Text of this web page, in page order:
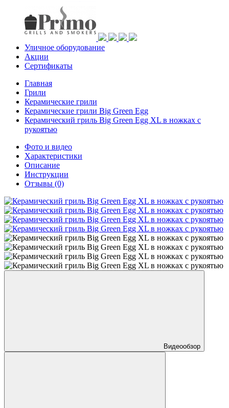
Уличное оборудование
Акции
Сертификаты
Главная
Грили
Керамические грили
Керамические грили Big Green Egg
Керамический гриль Big Green Egg XL в ножках с
рукоятью
Фото и видео
Характеристики
Описание
Инструкции
Отзывы (0)
Видеообзор